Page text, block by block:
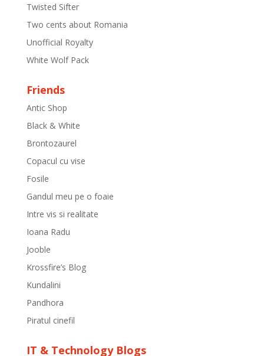
Twisted Sifter
Two cents about Romania
Unofficial Royalty
White Wolf Pack
Friends
Antic Shop
Black & White
Brontozaurel
Copacul cu vise
Fosile
Gandul meu pe o foaie
Intre vis si realitate
Ioana Radu
Jooble
Krossfire’s Blog
Kundalini
Pandhora
Piratul cinefil
IT & Technology Blogs